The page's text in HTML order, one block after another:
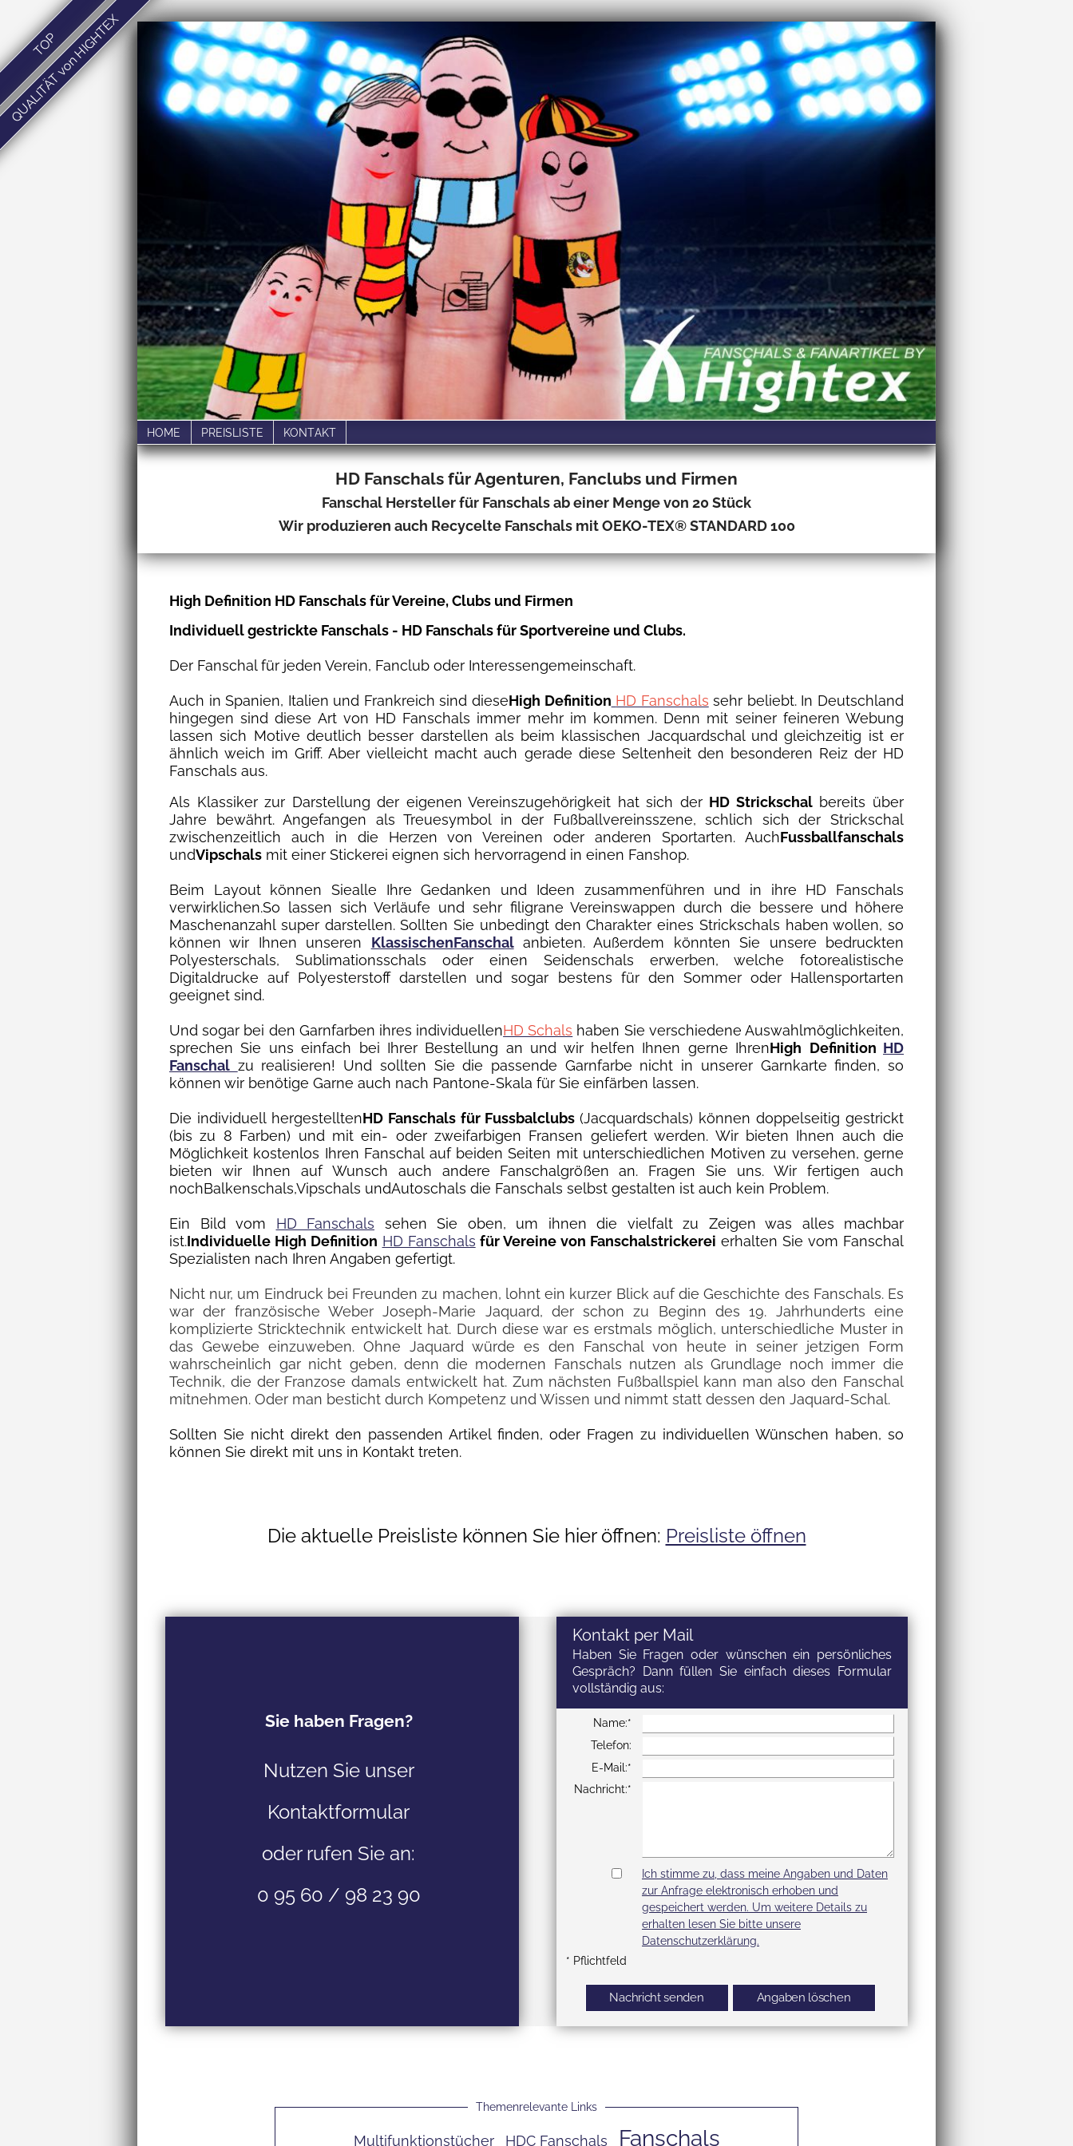
HD Fanschals für Agenturen, Fanclubs und Firmen
Fanschal Hersteller für Fanschals ab einer Menge von 20 Stück
Wir produzieren auch Recycelte Fanschals mit OEKO-TEX® STANDARD 100
High Definition HD Fanschals für Vereine, Clubs und Firmen
Individuell gestrickte Fanschals - HD Fanschals für Sportvereine und Clubs.
Der Fanschal für jeden Verein, Fanclub oder Interessengemeinschaft.
Auch in Spanien, Italien und Frankreich sind dieseHigh Definition HD Fanschals sehr beliebt. In Deutschland
hingegen sind diese Art von HD Fanschals immer mehr im kommen. Denn mit seiner feineren Webung
lassen sich Motive deutlich besser darstellen als beim klassischen Jacquardschal und gleichzeitig ist er
ähnlich weich im Griff. Aber vielleicht macht auch gerade diese Seltenheit den besonderen Reiz der HD
Fanschals aus.
Als Klassiker zur Darstellung der eigenen Vereinszugehörigkeit hat sich der HD Strickschalbereits über
Jahre bewährt. Angefangen als Treuesymbol in der Fußballvereinsszene, schlich sich der Strickschal
zwischenzeitlich auch in die Herzen von Vereinen oder anderen Sportarten. AuchFussballfanschals
undVipschals mit einer Stickerei eignen sich hervorragend in einen Fanshop.
Beim Layout können Siealle Ihre Gedanken und Ideen zusammenführen und in ihre HD Fanschals
verwirklichen.So lassen sich Verläufe und sehr filigrane Vereinswappen durch die bessere und höhere
Maschenanzahl super darstellen. Sollten Sie unbedingt den Charakter eines Strickschals haben wollen, so
können wir Ihnen unseren KlassischenFanschalanbieten. Außerdem könnten Sie unsere bedruckten
Polyesterschals, Sublimationsschals oder einen Seidenschals erwerben, welche fotorealistische
Digitaldrucke auf Polyesterstoff darstellen und sogar bestens für den Sommer oder Hallensportarten
geeignet sind.
Und sogar bei den Garnfarben ihres individuellenHD Schals haben Sie verschiedene Auswahlmöglichkeiten,
sprechen Sie uns einfach bei Ihrer Bestellung an und wir helfen Ihnen gerne IhrenHigh Definition HD
Fanschal zu realisieren! Und sollten Sie die passende Garnfarbe nicht in unserer Garnkarte finden, so
können wir benötige Garne auch nach Pantone-Skala für Sie einfärben lassen.
Die individuell hergestelltenHD Fanschals für Fussbalclubs(Jacquardschals) können doppelseitig gestrickt
(bis zu 8 Farben) und mit ein- oder zweifarbigen Fransen geliefert werden. Wir bieten Ihnen auch die
Möglichkeit kostenlos Ihren Fanschal auf beiden Seiten mit unterschiedlichen Motiven zu versehen, gerne
bieten wir Ihnen auf Wunsch auch andere Fanschalgrößen an. Fragen Sie uns. Wir fertigen auch
nochBalkenschals,Vipschals undAutoschals die Fanschals selbst gestalten ist auch kein Problem.
Ein Bild vom HD Fanschals sehen Sie oben, um ihnen die vielfalt zu Zeigen was alles machbar
ist.Individuelle High Definition HD Fanschals für Vereine von Fanschalstrickerei erhalten Sie vom Fanschal
Spezialisten nach Ihren Angaben gefertigt.
Nicht nur, um Eindruck bei Freunden zu machen, lohnt ein kurzer Blick auf die Geschichte des Fanschals. Es
war der französische Weber Joseph-Marie Jaquard, der schon zu Beginn des 19. Jahrhunderts eine
komplizierte Stricktechnik entwickelt hat. Durch diese war es erstmals möglich, unterschiedliche Muster in
das Gewebe einzuweben. Ohne Jaquard würde es den Fanschal von heute in seiner jetzigen Form
wahrscheinlich gar nicht geben, denn die modernen Fanschals nutzen als Grundlage noch immer die
Technik, die der Franzose damals entwickelt hat. Zum nächsten Fußballspiel kann man also den Fanschal
mitnehmen. Oder man besticht durch Kompetenz und Wissen und nimmt statt dessen den Jaquard-Schal.
Sollten Sie nicht direkt den passenden Artikel finden, oder Fragen zu individuellen Wünschen haben, so
können Sie direkt mit uns in Kontakt treten.
Die aktuelle Preisliste können Sie hier öffnen: Preisliste öffnen
Sie haben Fragen?
Nutzen Sie unser
Kontaktformular
oder rufen Sie an:
0 95 60 / 98 23 90
Kontakt per Mail
Haben Sie Fragen oder wünschen ein persönliches
Gespräch? Dann füllen Sie einfach dieses Formular
vollständig aus:
Name:*
Telefon:
E-Mail:*
Nachricht:*
Ich stimme zu, dass meine Angaben und Daten
zur Anfrage elektronisch erhoben und
gespeichert werden. Um weitere Details zu
erhalten lesen Sie bitte unsere
Datenschutzerklärung.
* Pflichtfeld
Themenrelevante Links
Multifunktionstücher HDC Fanschals Fanschals
HOME PREISLISTE KONTAKT
TOP
QUALITÄT von HIGHTEX